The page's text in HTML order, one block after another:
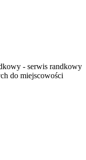
- serwis randkowy
do miejscowości